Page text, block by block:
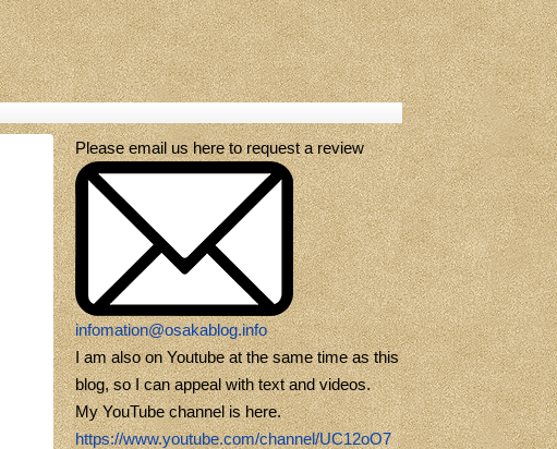
Please email us here to request a review
infomation@osakablog.info
I am also on Youtube at the same time as this
blog, so I can appeal with text and videos.
My YouTube channel is here.
https://www.youtube.com/channel/UC12oO7